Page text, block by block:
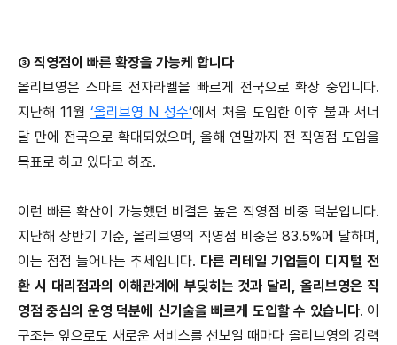
③ 직영점이 빠른 확장을 가능케 합니다
올리브영은 스마트 전자라벨을 빠르게 전국으로 확장 중입니다.
지난해 11월 ‘올리브영 N 성수’에서 처음 도입한 이후 불과 서너
달 만에 전국으로 확대되었으며, 올해 연말까지 전 직영점 도입을
목표로 하고 있다고 하죠.
이런 빠른 확산이 가능했던 비결은 높은 직영점 비중 덕분입니다.
지난해 상반기 기준, 올리브영의 직영점 비중은 83.5%에 달하며,
이는 점점 늘어나는 추세입니다. 다른 리테일 기업들이 디지털 전
환 시 대리점과의 이해관계에 부딪히는 것과 달리, 올리브영은 직
영점 중심의 운영 덕분에 신기술을 빠르게 도입할 수 있습니다. 이
구조는 앞으로도 새로운 서비스를 선보일 때마다 올리브영의 강력